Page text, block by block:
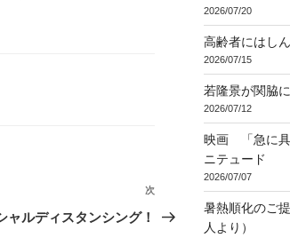
次
の
次
ャルディスタンシング！
2026/07/20
高齢者にはし
2026/07/15
若隆景が関脇に
2026/07/12
映画 「急に具
ニテュード
2026/07/07
暑熱順化のご
人より）